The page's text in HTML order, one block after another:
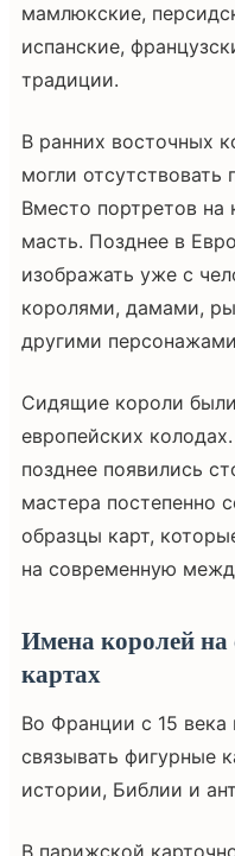
мамлюкские,
испанские,
традиции.
В ранних восточных
могли
Вместо портретов на
масть. Позднее в
изображать уже с
королями, дамами,
другими
Сидящие короли
европейских
позднее появились
мастера постепенно
образцы карт,
на современную
Имена королей
картах
Во Франции с 15 века
связывать фигурные
истории, Библии и
В парижской